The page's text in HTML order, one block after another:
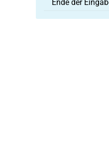
Ende der